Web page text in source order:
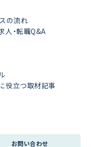
の流れ
人・転職Q&A
役立つ取材記事
お問い合わせ